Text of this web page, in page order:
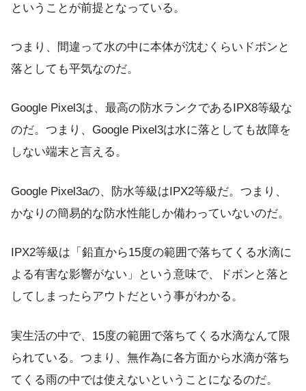
ということが前提となっている。
つまり、間違って水の中に本体が沈むくらいドボンと
落としても平気なのだ。
Google Pixel3は、最高の防水ランクであるIPX8等級な
のだ。つまり、Google Pixel3は水に落としても故障を
しない端末と言える。
Google Pixel3aの、防水等級はIPX2等級だ。つまり、
かなりの簡易的な防水性能しか備わっていないのだ。
IPX2等級は「鉛直から15度の範囲で落ちてくる水滴に
よる有害な影響がない」という意味で、ドボンと落と
してしまったらアウトだという事がわかる。
実生活の中で、15度の範囲で落ちてくる水滴なんて限
られている。つまり、無作為に各方面から水滴が落ち
てくる雨の中では使えないということになるのだ。